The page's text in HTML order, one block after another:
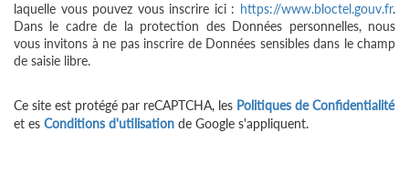
laquelle vous pouvez vous inscrire ici : https://www.bloctel.gouv.fr.
Dans le cadre de la protection des Données personnelles, nous
vous invitons à ne pas inscrire de Données sensibles dans le champ
de saisie libre.
Ce site est protégé par reCAPTCHA, les Politiques de Confidentialité
et es Conditions d'utilisation de Google s'appliquent.